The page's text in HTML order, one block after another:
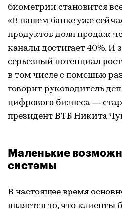
биометрии становится
«В нашем банке уже
продуктов доля продаж
каналы достигает 40%. И
серьезный потенциал
в том числе с помощью
говорит руководитель
цифрового бизнеса —
президент ВТБ Никита
Маленькие
системы
В настоящее время
является то, что клиенты